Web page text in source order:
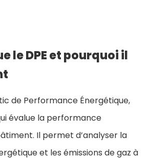
le DPE et pourquoi il
de Performance Énergétique,
évalue la performance
Il permet d’analyser la
et les émissions de gaz à